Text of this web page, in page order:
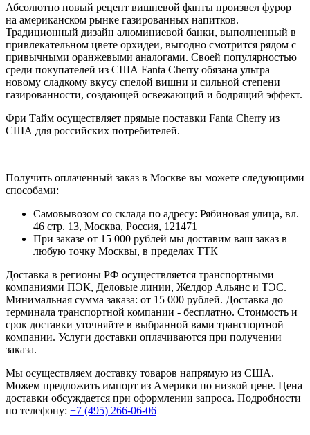
Абсолютно новый рецепт вишневой фанты произвел фурор
на американском рынке газированных напитков.
Традиционный дизайн алюминиевой банки, выполненный в
привлекательном цвете орхидеи, выгодно смотрится рядом с
привычными оранжевыми аналогами. Своей популярностью
среди покупателей из США Fanta Cherry обязана ультра
новому сладкому вкусу спелой вишни и сильной степени
газированности, создающей освежающий и бодрящий эффект.
Фри Тайм осуществляет прямые поставки Fanta Cherry из
США для российских потребителей.
Получить оплаченный заказ в Москве вы можете следующими
способами:
Самовывозом со склада по адресу: Рябиновая улица, вл.
46 стр. 13, Москва, Россия, 121471
При заказе от 15 000 рублей мы доставим ваш заказ в
любую точку Москвы, в пределах ТТК
Доставка в регионы РФ осуществляется транспортными
компаниями ПЭК, Деловые линии, Желдор Альянс и ТЭС.
Минимальная сумма заказа: от 15 000 рублей. Доставка до
терминала транспортной компании - бесплатно. Стоимость и
срок доставки уточняйте в выбранной вами транспортной
компании. Услуги доставки оплачиваются при получении
заказа.
Мы осуществляем доставку товаров напрямую из США.
Можем предложить импорт из Америки по низкой цене. Цена
доставки обсуждается при оформлении запроса. Подробности
по телефону: +7 (495) 266-06-06